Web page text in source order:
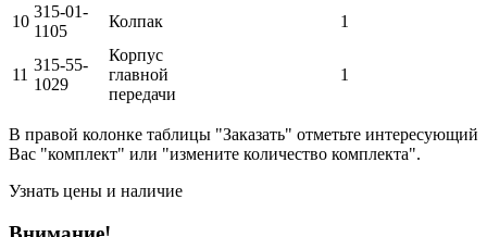
10
315-01-
1105
Колпак 1
11
315-55-
1029
Корпус
главной
передачи
1
В правой колонке таблицы "Заказать" отметьте интересующий
Вас "комплект" или "измените количество комплекта".
Узнать цены и наличие